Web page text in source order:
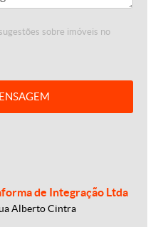
sobre imóveis no
de Integração Ltda
Alberto Cintra